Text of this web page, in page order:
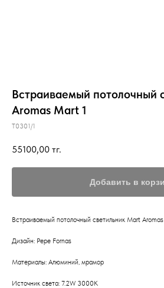
Встраиваемый потолочный
Aromas Mart 1
T0301/1
55100,00 тг.
Добавить в
Встраиваемый потолочный светильник Mart
Дизайн: Pepe Fornas
Материалы: Алюминий, мрамор
Источник света: 7.2W 3000K